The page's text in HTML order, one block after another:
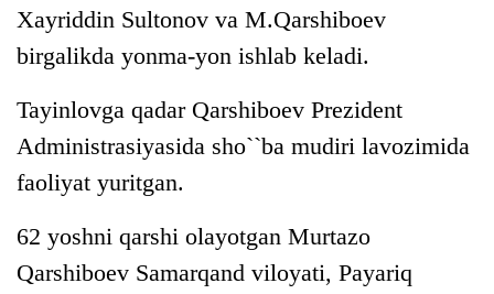
Xayriddin Sultonov va M.Qarshiboev
birgalikda yonma-yon ishlab keladi.
Tayinlovga qadar Qarshiboev Prezident
Administrasiyasida sho``ba mudiri lavozimida
faoliyat yuritgan.
62 yoshni qarshi olayotgan Murtazo
Qarshiboev Samarqand viloyati, Payariq